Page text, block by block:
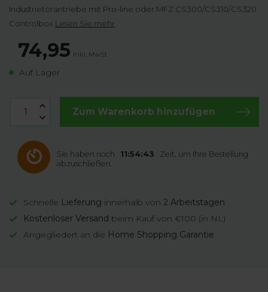
Industrietorantriebe mit Pro-line oder MFZ CS300/CS310/CS320
Controlbox Lesen Sie mehr
74,95 Inkl. MwSt.
Auf Lager
Zum Warenkorb hinzufügen
Sie haben noch 11:54:42
Zeit, um Ihre Bestellung
abzuschließen.
Schnelle Lieferung innerhalb von 2 Arbeitstagen
Kostenloser Versand beim Kauf von €100 (in NL)
Angegliedert an die Home Shopping Garantie